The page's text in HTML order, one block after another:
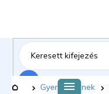
tartalomhoz
Kezdőlap
Gyermekeknek